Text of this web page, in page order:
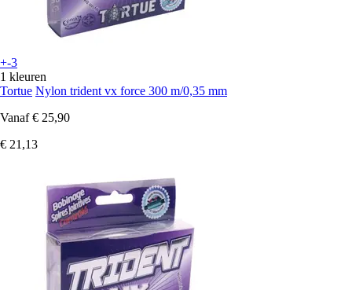
+-3
1 kleuren
Tortue Nylon trident vx force 300 m/0,35 mm
Vanaf € 25,90
€ 21,13